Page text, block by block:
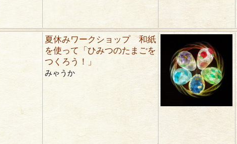
夏休みワークショップ 和紙
を使って「ひみつのたまごを
つくろう！」
みゃうか